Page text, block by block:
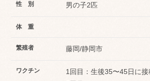
性 別 男の子2匹
体 重
繁殖者 藤岡/静岡市
ワクチン
1回目：生後35〜45日に接